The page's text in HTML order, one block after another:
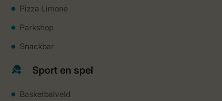
Pizza Limone
Parkshop
Snackbar
Sport en spel
Basketbalveld